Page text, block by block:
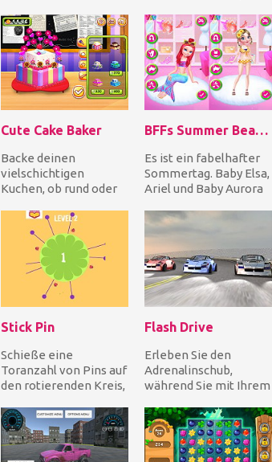
sich ein glam...
60 Ge...
Cute Cake Baker
Backe deinen
vielschichtigen
Kuchen, ob rund oder
Schritten im Rezept,
und dekorie...
BFFs Summer Beach Picnic
Es ist ein fabelhafter
Sommertag. Baby Elsa,
Ariel und Baby Aurora
ein Picknick am S...
Stick Pin
Schieße eine
Toranzahl von Pins auf
den rotierenden Kreis,
beenden, aber
vermeide...
Flash Drive
Erleben Sie den
Adrenalinschub,
während Sie mit Ihrem
Sportwagen auf
extrem anspruchsvol...